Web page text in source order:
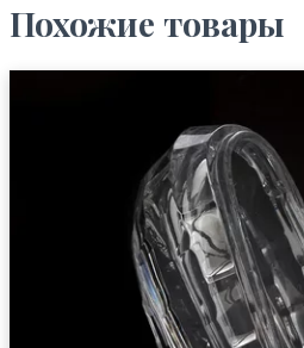
Похожие товары